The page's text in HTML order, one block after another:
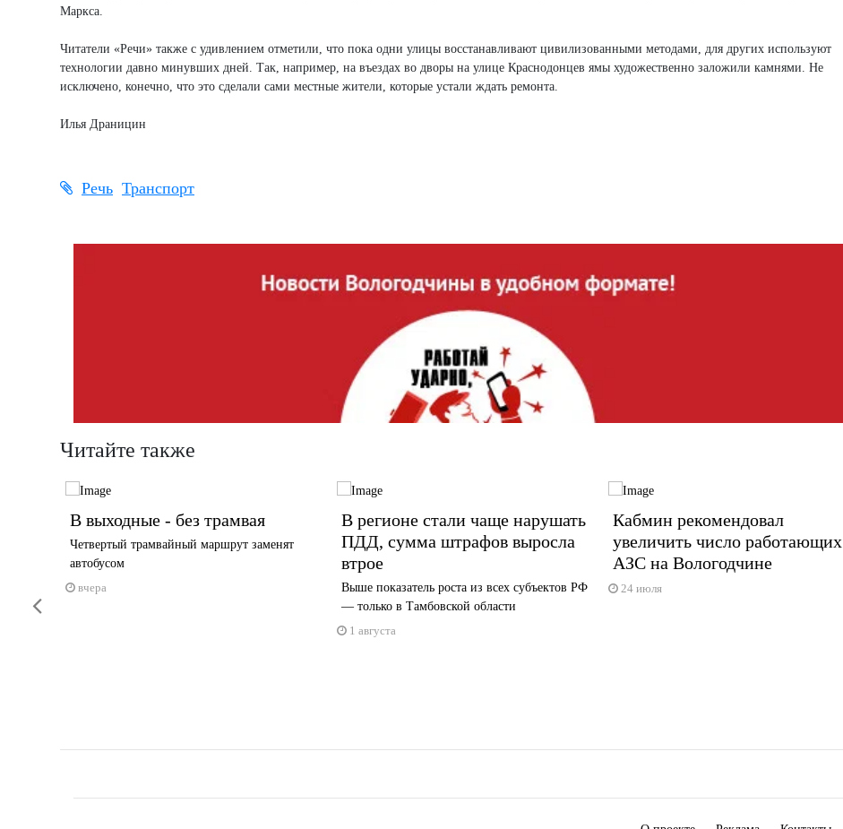
Маркса.
Читатели «Речи» также с удивлением отметили, что пока одни улицы восстанавливают цивилизованными методами, для других используют
технологии давно минувших дней. Так, например, на въездах во дворы на улице Краснодонцев ямы художественно заложили камнями. Не
исключено, конечно, что это сделали сами местные жители, которые устали ждать ремонта.
Илья Драницин
Речь Транспорт
Читайте также
В выходные - без трамвая
Четвертый трамвайный маршрут заменят
автобусом
вчера
В регионе стали чаще нарушать
ПДД, сумма штрафов выросла
втрое
Выше показатель роста из всех субъектов РФ
— только в Тамбовской области
1 августа
Кабмин рекомендовал
увеличить число работающих
АЗС на Вологодчине
24 июля